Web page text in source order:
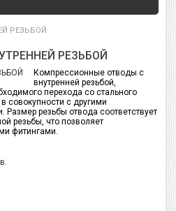
РЕЗЬБОЙ
РЕЗЬБОЙ
Компрессионные отводы с
внутренней резьбой,
перехода со стального
совокупности с другими
резьбы отвода соответствует
резьбы, что позволяет
фитингами.